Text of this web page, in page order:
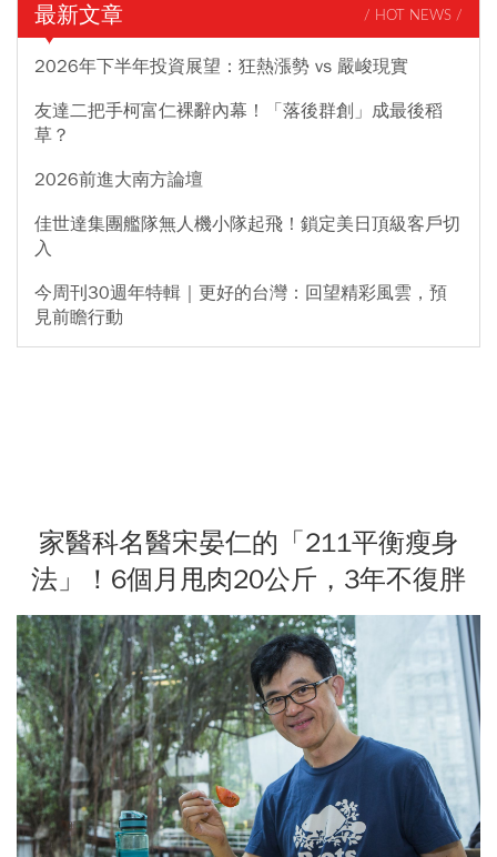
最新文章 / HOT NEWS /
2026年下半年投資展望：狂熱漲勢 vs 嚴峻現實
友達二把手柯富仁裸辭內幕！「落後群創」成最後稻
草？
2026前進大南方論壇
佳世達集團艦隊無人機小隊起飛！鎖定美日頂級客戶切
入
今周刊30週年特輯｜更好的台灣：回望精彩風雲，預
見前瞻行動
家醫科名醫宋晏仁的「211平衡瘦身
法」！6個月甩肉20公斤，3年不復胖